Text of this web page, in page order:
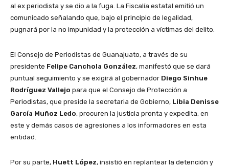
al ex periodista y se dio a la fuga. La Fiscalía estatal emitió un
comunicado señalando que, bajo el principio de legalidad,
pugnará por la no impunidad y la protección a víctimas del delito.
El Consejo de Periodistas de Guanajuato, a través de su
presidente Felipe Canchola González, manifestó que se dará
puntual seguimiento y se exigirá al gobernador Diego Sinhue
Rodríguez Vallejo para que el Consejo de Protección a
Periodistas, que preside la secretaria de Gobierno, Libia Denisse
García Muñoz Ledo, procuren la justicia pronta y expedita, en
este y demás casos de agresiones a los informadores en esta
entidad.
Por su parte, Huett López, insistió en replantear la detención y